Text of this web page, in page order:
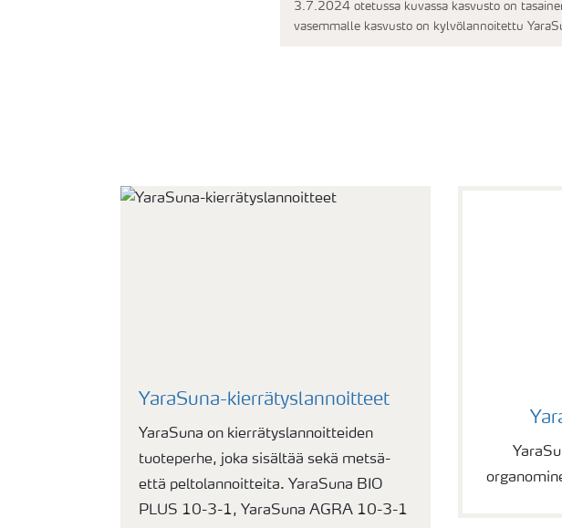
3.7.2024 otetussa kuvassa kasvusto on
vasemmalle kasvusto on kylvölannoitettu
YaraSuna-kierrätyslannoitteet
YaraSuna on kierrätyslannoitteiden
tuoteperhe, joka sisältää sekä metsä-
että peltolannoitteita. YaraSuna BIO
PLUS 10-3-1, YaraSuna AGRA 10-3-1